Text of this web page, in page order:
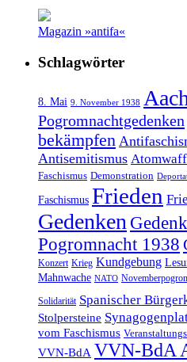
Magazin »antifa«
Schlagwörter
8. Mai 9. November 1938
Pogromnachtgedenken
bekämpfen
Antisemitismus
Faschismus Demonstration
Faschismus Frieden
Gedenken
Pogromnacht 1938
Konzert Krieg Kundgebung
Mahnwache NATO
Solidarität Spanischer
Stolpersteine
vom Faschismus
VVN-BdA VVN-BdA